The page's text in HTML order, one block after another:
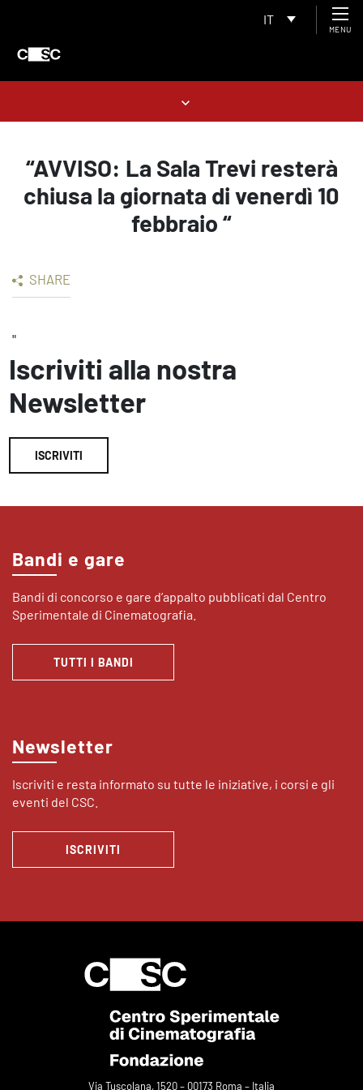
IT
MENU
“AVVISO: La Sala Trevi resterà
chiusa la giornata di venerdì 10
febbraio “
SHARE
"
Iscriviti alla nostra
Newsletter
ISCRIVITI
Bandi e gare
Bandi di concorso e gare d’appalto pubblicati dal Centro
Sperimentale di Cinematografia.
TUTTI I BANDI
Newsletter
Iscriviti e resta informato su tutte le iniziative, i corsi e gli
eventi del CSC.
ISCRIVITI
Via Tuscolana, 1520 – 00173 Roma – Italia